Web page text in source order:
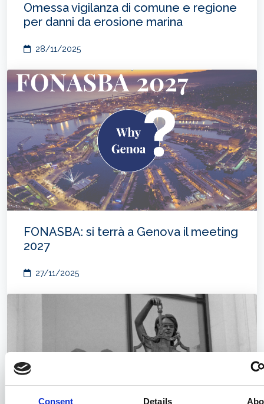
Consent Details
Omessa vigilanza di comune e regione
per danni da erosione marina
28/11/2025
FONASBA: si terrà a Genova il meeting
2027
27/11/2025